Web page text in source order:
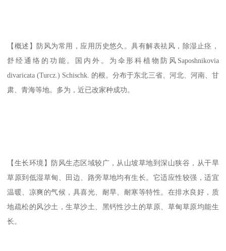
【概述】防风为常用，应用历史悠久。具有解表祛风，除湿止痉，
舒经通络的功能。国内外。为伞形科植物防风Saposhnikovia
divaricata (Turcz.) Schischk. 的根。分布于东北三省、河北、河南、甘
肃、青海等地。多为，近已改家种成功。
【生长环境】防风生态区域较广，从山坡草地到深山狭谷，从干旱
草原到低湿草甸、田边、路旁草地均有生长。它适应性较强，适宜
温暖、凉爽的气候，具喜光、耐旱、耐寒等特性。在排水良好，质
地疏松的风沙土，生草沙土、黑钙性沙土的草原、草甸草原均能生
长。